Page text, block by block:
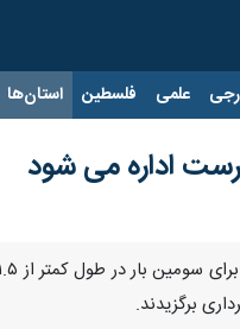
علمی فلسطین استان‌ها
اداره می شود
برگزیدند.